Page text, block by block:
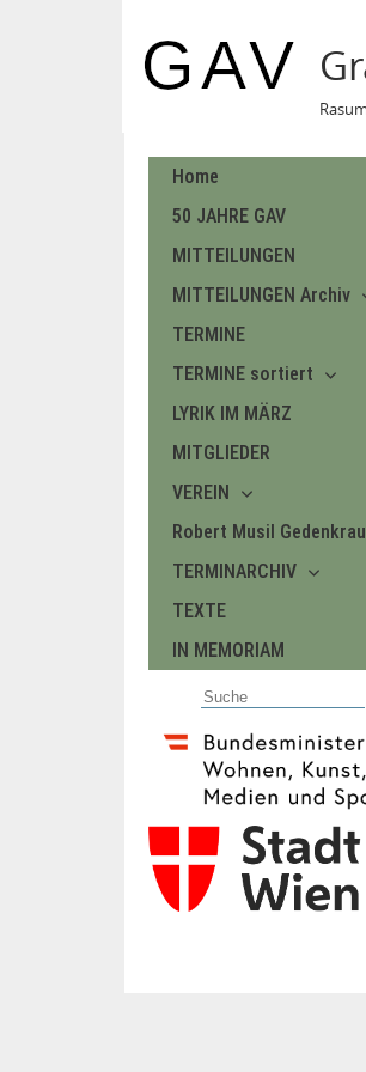
Home
50 JAHRE GAV
MITTEILUNGEN
MITTEILUNGEN Archiv
TERMINE
TERMINE sortiert
LYRIK IM MÄRZ
MITGLIEDER
VEREIN
Robert Musil
TERMINARCHIV
TEXTE
IN MEMORIAM